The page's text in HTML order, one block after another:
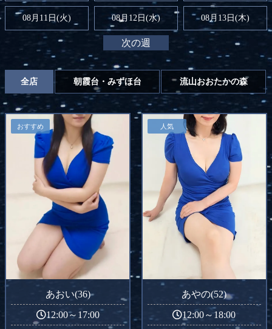
08月11日(火) 08月12日(水) 08月13日(木)
次の週
全店 朝霞台・みずほ台 流山おおたかの森
おすすめ
あおい(36)
12:00～17:00
人気
あやの(52)
12:00～18:00